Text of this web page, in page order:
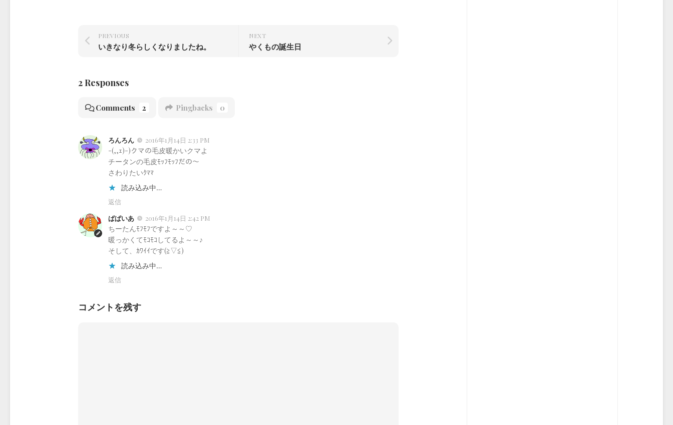
NEXT
やくもの誕生日
PREVIOUS
いきなり冬らしくなりましたね。
2 Responses
Comments 2 Pingbacks 0
ろんろん 2016年1月14日 2:33 PM
-(,,ｪ)-)クマの毛皮暖かいクマよ
チータンの毛皮ﾓｯﾌﾓｯﾌだの～
さわりたいｸﾏﾏ
読み込み中…
返信
ぱぱいあ
2016年1月14日 2:42 PM
ちーたんﾓﾌﾓﾌですよ～～♡
暖っかくてﾓｺﾓｺしてるよ～～♪
そして、ｶﾜｲｲです(≧▽≦)
読み込み中…
返信
コメントを残す